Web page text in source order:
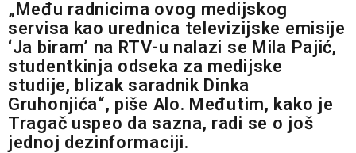
„Među radnicima ovog medijskog
servisa kao urednica televizijske emisije
‘Ja biram’ na RTV-u nalazi se Mila Pajić,
studentkinja odseka za medijske
studije, blizak saradnik Dinka
Gruhonjića“, piše Alo. Međutim, kako je
Tragač uspeo da sazna, radi se o još
jednoj dezinformaciji.